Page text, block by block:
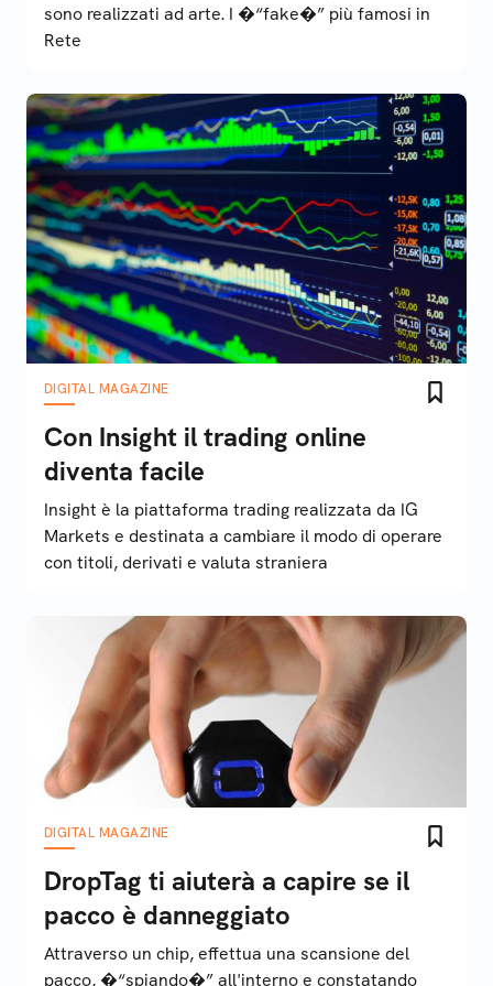
sono realizzati ad arte. I �“fake�” più famosi in
Rete
DIGITAL MAGAZINE
Con Insight il trading online
diventa facile
Insight è la piattaforma trading realizzata da IG
Markets e destinata a cambiare il modo di operare
con titoli, derivati e valuta straniera
DIGITAL MAGAZINE
DropTag ti aiuterà a capire se il
pacco è danneggiato
Attraverso un chip, effettua una scansione del
pacco, �“spiando�” all'interno e constatando